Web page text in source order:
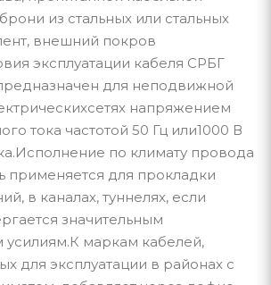
из стальных или стальных
внешний покров
эксплуатации кабеля СРБГ
для неподвижной
напряжением
тока частотой 50 Гц или1000 В
по климату провода
применяется для прокладки
в каналах, туннелях, если
значительным
маркам кабелей,
для эксплуатации в районах с